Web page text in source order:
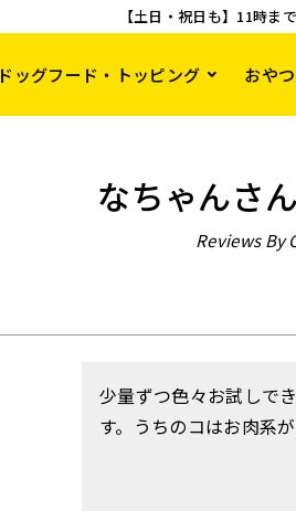
【土日・祝日も】11時ま
ドッグフード・トッピング おやつ
なちゃんさ
Reviews By
少量ずつ色々お試しで
す。うちのコはお肉系